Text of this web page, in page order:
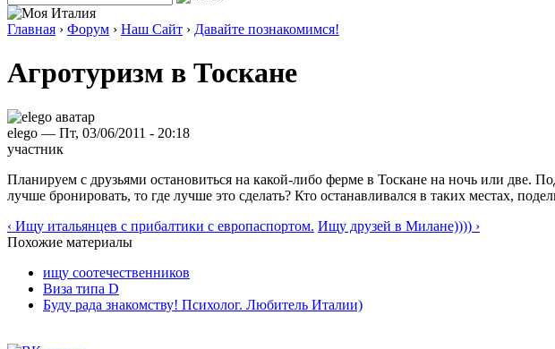
Главная › Форум › Наш Сайт › Давайте познакомимся!
Агротуризм в Тоскане
elego — Пт, 03/06/2011 - 20:18
участник
Планируем с друзьями остановиться на какой-либо ферме в Тоскане на ночь или две.
лучше бронировать, то где лучше это сделать? Кто останавливался в таких местах,
‹ Ищу итальянцев с прибалтики с европаспортом. Ищу друзей в Милане)))) ›
Похожие материалы
ищу соотечественников
Виза типа D
Буду рада знакомству! Психолог. Любитель Италии)